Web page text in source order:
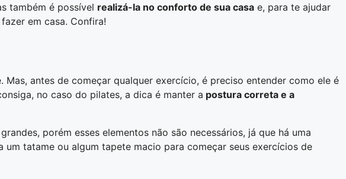
também é possível realizá-la no conforto de sua casa e, para te ajudar
em casa. Confira!
antes de começar qualquer exercício, é preciso entender como ele é
no caso do pilates, a dica é manter a postura correta e a
porém esses elementos não são necessários, já que há uma
tatame ou algum tapete macio para começar seus exercícios de